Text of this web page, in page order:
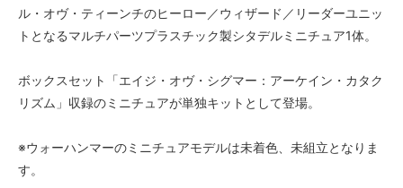
ル・オヴ・ティーンチのヒーロー／ウィザード／リーダーユニッ
トとなるマルチパーツプラスチック製シタデルミニチュア1体。
ボックスセット「エイジ・オヴ・シグマー：アーケイン・カタク
リズム」収録のミニチュアが単独キットとして登場。
※ウォーハンマーのミニチュアモデルは未着色、未組立となりま
す。